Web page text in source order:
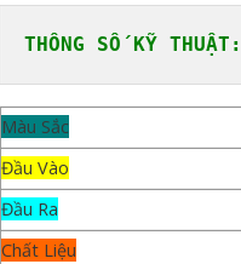
Màu Sắc
Đầu Vào
Đầu Ra
Chất Liệu